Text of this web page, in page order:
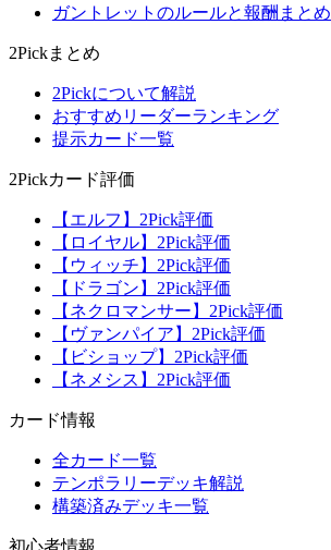
ガントレットのルールと報酬まとめ
2Pickまとめ
2Pickについて解説
おすすめリーダーランキング
提示カード一覧
2Pickカード評価
【エルフ】2Pick評価
【ロイヤル】2Pick評価
【ウィッチ】2Pick評価
【ドラゴン】2Pick評価
【ネクロマンサー】2Pick評価
【ヴァンパイア】2Pick評価
【ビショップ】2Pick評価
【ネメシス】2Pick評価
カード情報
全カード一覧
テンポラリーデッキ解説
構築済みデッキ一覧
初心者情報